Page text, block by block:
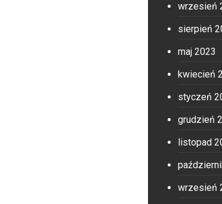
wrzesień
sierpień
maj 2023
kwiecień
styczeń
grudzień
listopad
wrzesień